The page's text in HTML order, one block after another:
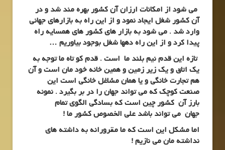
می شود از امکانات ارزان آن کشور بهره مند شد و در
آن کشور شغل ایجاد نمود و از این راه به بازارهای جهانی
وارد شد . می شود به بازار های کشور های همسایه راه
پیدا کرد و از این راه دهها شغل بوجود بیاوریم …
تازه این قدم نیم بلند ما است . قدم کو تاه ما توجه به
یک اتاق و یک زیر زمین و همین خانه خود مان است و آن
هم تجارت خانگی و یا همان مشاغل خانگی است این
صنعت کوچک که می تواند جهان را در بر بگیرد . نمونه
بارز آن کشور چین است که بسادگی الگوی تمام
جهان می تواند باشد علی الخصوص کشور ما !
اما مشکل این است که ما مقرورانه به داشته های
نداشته مان می نازیم !